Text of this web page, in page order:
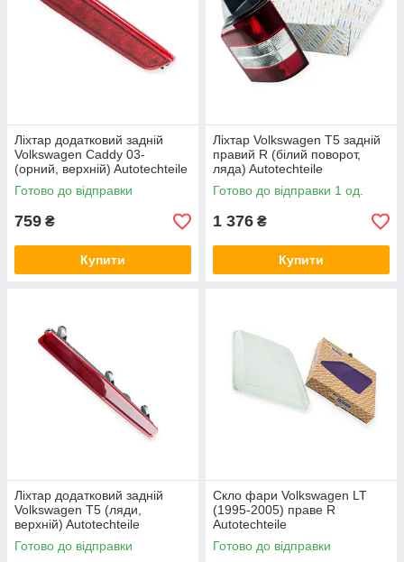
Ліхтар додатковий задній
Volkswagen Caddy 03-
(орний, верхній) Autotechteile
Готово до відправки
759 ₴
Купити
Ліхтар Volkswagen T5 задній
правий R (білий поворот,
ляда) Autotechteile
Готово до відправки 1 од.
1 376 ₴
Купити
Ліхтар додатковий задній
Volkswagen T5 (ляди,
верхній) Autotechteile
Готово до відправки
Скло фари Volkswagen LT
(1995-2005) праве R
Autotechteile
Готово до відправки